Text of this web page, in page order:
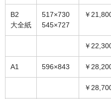
B2
大全紙
517×730
545×727
￥
￥
A1 596×843 ￥
￥